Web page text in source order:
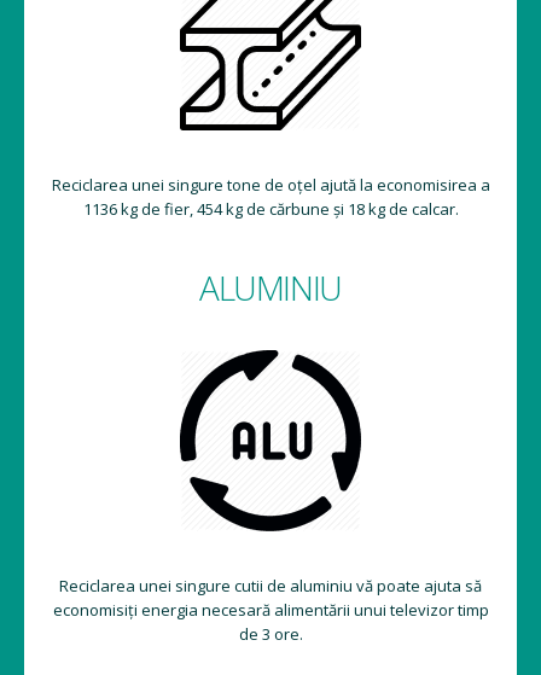
Reciclarea unei singure tone de oțel ajută la economisirea a
1136 kg de fier, 454 kg de cărbune și 18 kg de calcar.
ALUMINIU
Reciclarea unei singure cutii de aluminiu vă poate ajuta să
economisiți energia necesară alimentării unui televizor timp
de 3 ore.